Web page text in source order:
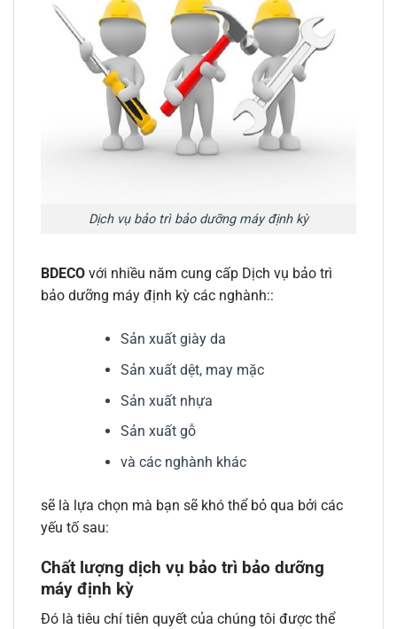
Dịch vụ bảo trì bảo dưỡng máy định kỳ
BDECO với nhiều năm cung cấp Dịch vụ bảo trì
bảo dưỡng máy định kỳ các nghành::
Sản xuất giày da
Sản xuất dệt, may mặc
Sản xuất nhựa
Sản xuất gỗ
và các nghành khác
sẽ là lựa chọn mà bạn sẽ khó thể bỏ qua bởi các
yếu tố sau:
Chất lượng dịch vụ bảo trì bảo dưỡng
máy định kỳ
Đó là tiêu chí tiên quyết của chúng tôi được thể